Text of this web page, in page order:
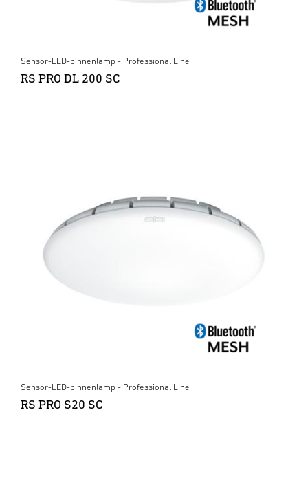
Sensor-LED-binnenlamp - Professional Line
RS PRO DL 200 SC
Sensor-LED-binnenlamp - Professional Line
RS PRO S20 SC